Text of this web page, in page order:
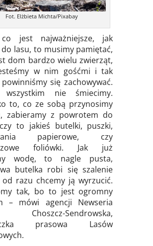
Fot. Elżbieta Michta/Pixabay
jest najważniejsze, jak
lasu, to musimy pamiętać,
dom bardzo wielu zwierząt,
w nim gośćmi i tak
powinniśmy się zachowywać.
wszystkim nie śmiecimy.
to, co ze sobą przynosimy
zabieramy z powrotem do
to jakieś butelki, puszki,
papierowe, czy
foliówki. Jak już
wodę, to nagle pusta,
butelka robi się szalenie
od razu chcemy ją wyrzucić.
tak, bo to jest ogromny
– mówi agencji Newseria
Sendrowska,
prasowa Lasów